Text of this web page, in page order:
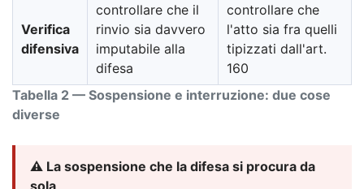
Tabella 2 — Sospensione e interruzione: due cose
diverse
Verifica
difensiva
controllare che il
rinvio sia davvero
imputabile alla
difesa
controllare che
l'atto sia fra quelli
tipizzati dall'art.
160
⚠️ La sospensione che la difesa si procura da
sola